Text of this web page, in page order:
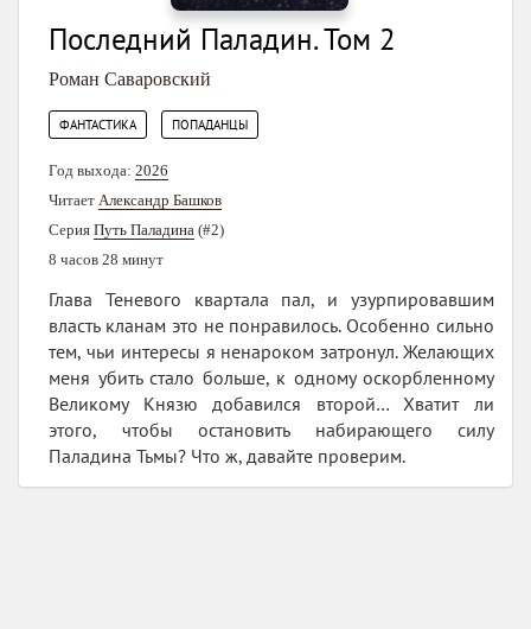
Последний Паладин. Том 2
Роман Саваровский
ФАНТАСТИКА ПОПАДАНЦЫ
Год выхода: 2026
Читает Александр Башков
Серия Путь Паладина (#2)
8 часов 28 минут
Глава Теневого квартала пал, и узурпировавшим
власть кланам это не понравилось. Особенно сильно
тем, чьи интересы я ненароком затронул. Желающих
меня убить стало больше, к одному оскорбленному
Великому Князю добавился второй… Хватит ли
этого, чтобы остановить набирающего силу
Паладина Тьмы? Что ж, давайте проверим.